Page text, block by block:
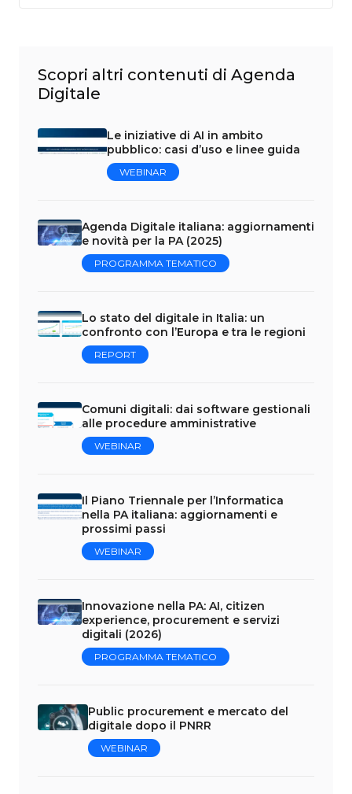
Scopri altri contenuti di Agenda
Digitale
Le iniziative di AI in ambito
pubblico: casi d’uso e linee guida
WEBINAR
Agenda Digitale italiana: aggiornamenti
e novità per la PA (2025)
PROGRAMMA TEMATICO
Lo stato del digitale in Italia: un
confronto con l’Europa e tra le regioni
REPORT
Comuni digitali: dai software gestionali
alle procedure amministrative
WEBINAR
Il Piano Triennale per l’Informatica
nella PA italiana: aggiornamenti e
prossimi passi
WEBINAR
Innovazione nella PA: AI, citizen
experience, procurement e servizi
digitali (2026)
PROGRAMMA TEMATICO
Public procurement e mercato del
digitale dopo il PNRR
WEBINAR